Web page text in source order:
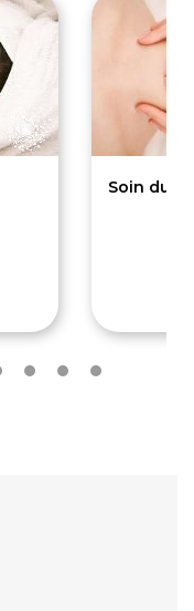
Soin du